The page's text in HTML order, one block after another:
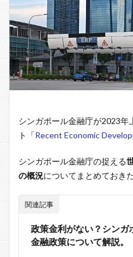
シンガポール金融庁が2023年
ト「Recent Economic
シンガポール金融庁の捉える
の概況についてまとめておき
関連記事
政策金利がない？シンガ
金融政策について解説。